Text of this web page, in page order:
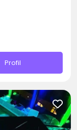
Profil